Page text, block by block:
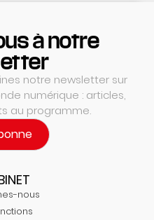
à notre
notre newsletter sur
numérique : articles,
au programme.
nous